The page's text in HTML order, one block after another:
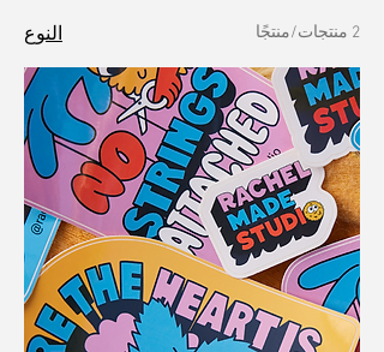
2 منتجات/منتجًا النوع